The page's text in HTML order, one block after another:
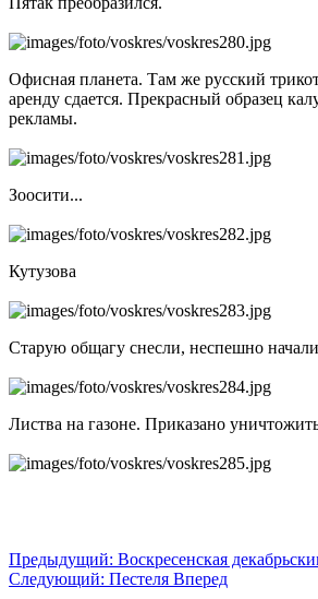
Офисная планета. Там же русский
аренду сдается. Прекрасный образец
рекламы.
Зоосити...
Кутузова
Старую общагу снесли, неспешно
Листва на газоне. Приказано
Предыдущий: Воскресенская
Следующий: Пестеля Вперед